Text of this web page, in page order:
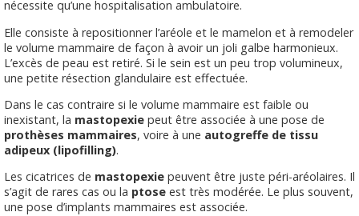
nécessite qu’une hospitalisation ambulatoire.
Elle consiste à repositionner l’aréole et le mamelon et à remodeler
le volume mammaire de façon à avoir un joli galbe harmonieux.
L’excès de peau est retiré. Si le sein est un peu trop volumineux,
une petite résection glandulaire est effectuée.
Dans le cas contraire si le volume mammaire est faible ou
inexistant, la mastopexie peut être associée à une pose de
prothèses mammaires, voire à une autogreffe de tissu
adipeux (lipofilling).
Les cicatrices de mastopexie peuvent être juste péri-aréolaires. Il
s’agit de rares cas ou la ptose est très modérée. Le plus souvent,
une pose d’implants mammaires est associée.